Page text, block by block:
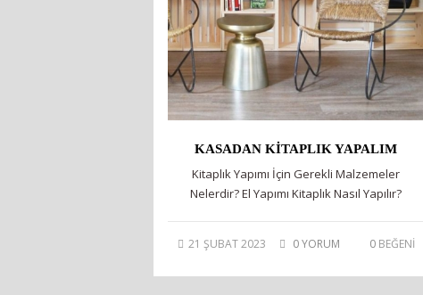
KASADAN KITAPLIK YAPALIM
Kitaplık Yapımı İçin Gerekli Malzemeler
Nelerdir? El Yapımı Kitaplık Nasıl Yapılır?
21 ŞUBAT 2023 0 YORUM 0BEĞENİ